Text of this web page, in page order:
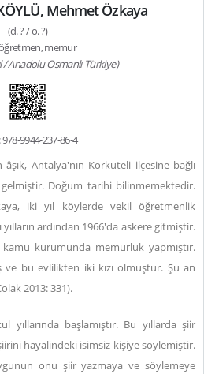
Mehmet Özkaya
(d. ? / ö. ?)
öğretmen, memur
/ Anadolu-Osmanlı-Türkiye)
978-9944-237-86-4
Antalya'nın Korkuteli ilçesine bağlı
Doğum tarihi bilinmemektedir.
iki yıl köylerde vekil öğretmenlik
yılların ardından 1966'da askere gitmiştir.
kamu kurumunda memurluk yapmıştır.
ve bu evlilikten iki kızı olmuştur. Şu an
2013: 331).
yıllarında başlamıştır. Bu yıllarda şiir
hayalindeki isimsiz kişiye söylemiştir.
onu şiir yazmaya ve söylemeye